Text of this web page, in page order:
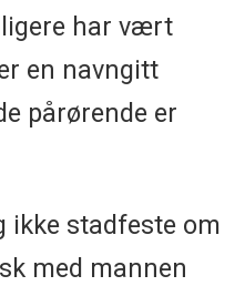
har vært
en navngitt
pårørende er
ikke stadfeste om
med mannen